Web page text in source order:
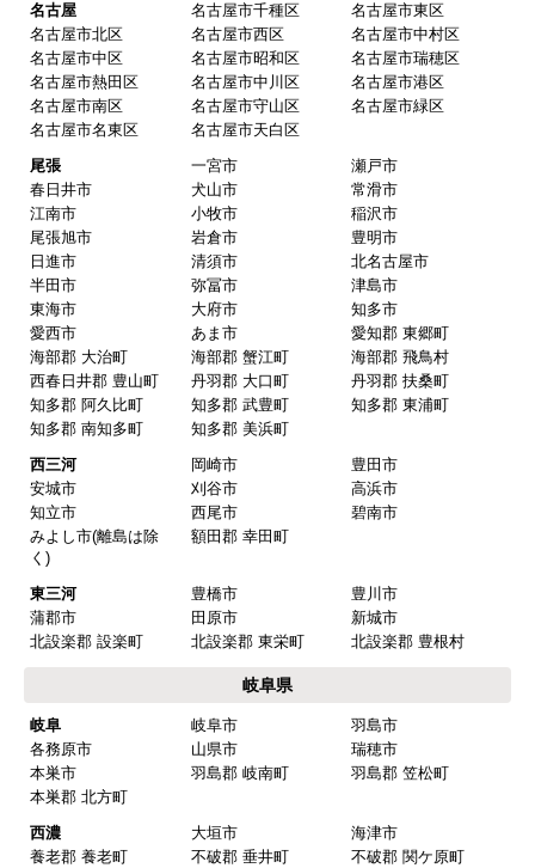
名古屋 名古屋市千種区
名古屋市東区
名古屋市北区
名古屋市西区
名古屋市中村区
名古屋市中区
名古屋市昭和区
名古屋市瑞穂区
名古屋市熱田区
名古屋市中川区
名古屋市港区
名古屋市南区
名古屋市守山区
名古屋市緑区
名古屋市名東区
名古屋市天白区
尾張
一宮市
瀬戸市
春日井市
犬山市
常滑市
江南市
小牧市
稲沢市
尾張旭市
岩倉市
豊明市
日進市
清須市
北名古屋市
半田市
弥冨市
津島市
東海市
大府市
知多市
愛西市
あま市
愛知郡 東郷町
海部郡 大治町
海部郡 蟹江町
海部郡 飛鳥村
西春日井郡 豊山町
丹羽郡 大口町
丹羽郡 扶桑町
知多郡 阿久比町
知多郡 武豊町
知多郡 東浦町
知多郡 南知多町
知多郡 美浜町
西三河
岡崎市
豊田市
安城市
刈谷市
高浜市
知立市
西尾市
碧南市
みよし市(離島は除
く)
額田郡 幸田町
東三河 豊橋市
豊川市
蒲郡市
田原市
新城市
北設楽郡 設楽町
北設楽郡 東栄町 北設楽郡 豊根村
岐阜県
岐阜 岐阜市
羽島市
各務原市
山県市
瑞穂市
本巣市
羽島郡 岐南町
羽島郡 笠松町
本巣郡 北方町
西濃
大垣市
海津市
養老郡 養老町
不破郡 垂井町
不破郡 関ケ原町